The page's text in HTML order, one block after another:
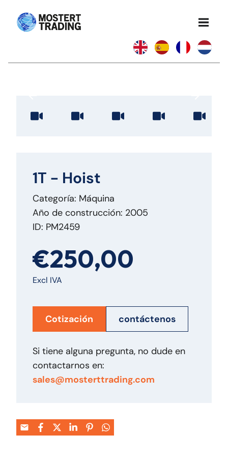
1T - Hoist
Categoría: Máquina
Año de construcción: 2005
ID: PM2459
€250,00
Excl IVA
Cotización contáctenos
Si tiene alguna pregunta, no dude en
contactarnos en:
sales@mosterttrading.com